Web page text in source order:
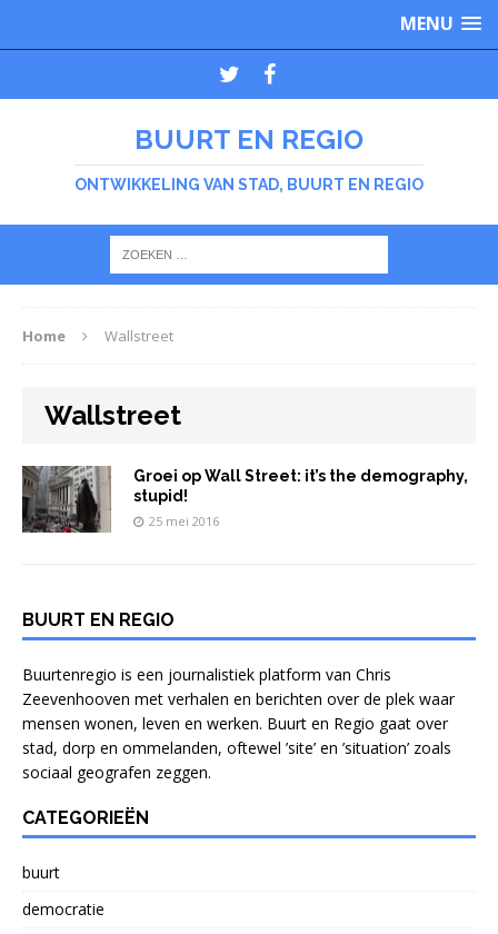
MENU
BUURT EN REGIO
ONTWIKKELING VAN STAD, BUURT EN REGIO
Home Wallstreet
Wallstreet
Groei op Wall Street: it’s the demography,
stupid!
25 mei 2016
BUURT EN REGIO
Buurtenregio is een journalistiek platform van Chris
Zeevenhooven met verhalen en berichten over de plek waar
mensen wonen, leven en werken. Buurt en Regio gaat over
stad, dorp en ommelanden, oftewel ’site’ en ’situation’ zoals
sociaal geografen zeggen.
CATEGORIEËN
buurt
democratie